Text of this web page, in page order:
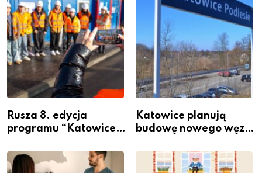
Rusza 8. edycja
programu “Katowice
– nabór dla
przedsiębiorców
Katowice planują
budowę nowego węzła
Podlesiu